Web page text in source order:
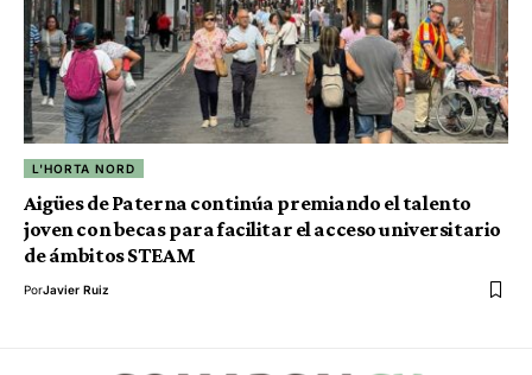
L'HORTA NORD
Aigües de Paterna continúa premiando el talento
joven con becas para facilitar el acceso universitario
de ámbitos STEAM
PorJavier Ruiz